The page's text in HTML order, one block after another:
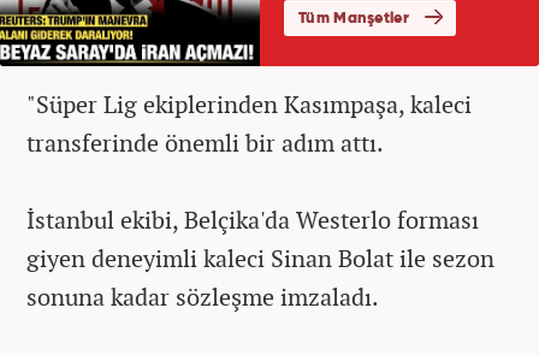
"Süper Lig ekiplerinden Kasımpaşa, kaleci
transferinde önemli bir adım attı.
İstanbul ekibi, Belçika'da Westerlo forması
giyen deneyimli kaleci Sinan Bolat ile sezon
sonuna kadar sözleşme imzaladı.